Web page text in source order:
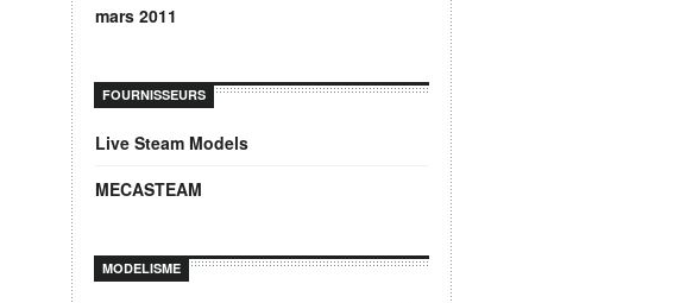
mars 2011
FOURNISSEURS
Live Steam Models
MECASTEAM
MODELISME